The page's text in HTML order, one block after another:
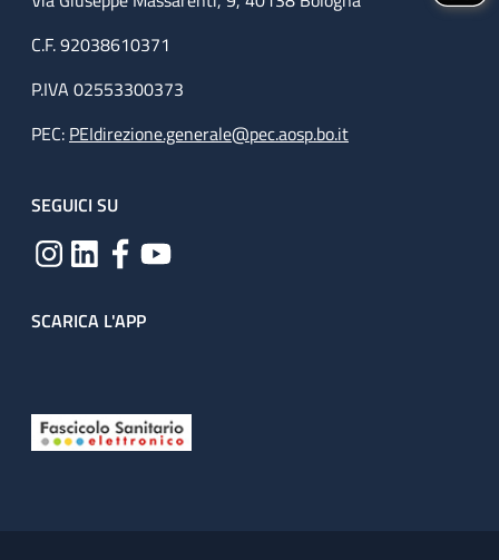
C.F. 92038610371
P.IVA 02553300373
PEC: PEIdirezione.generale@pec.aosp.bo.it
SEGUICI SU
SCARICA L'APP